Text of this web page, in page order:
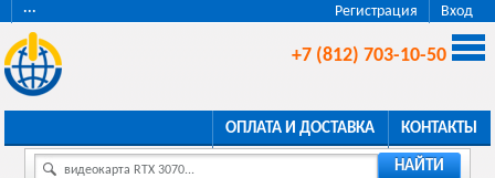
Регистрация Вход
···
+7 (812) 703-10-50
ОПЛАТА И ДОСТАВКА КОНТАКТЫ
видеокарта RTX 3070... НАЙТИ